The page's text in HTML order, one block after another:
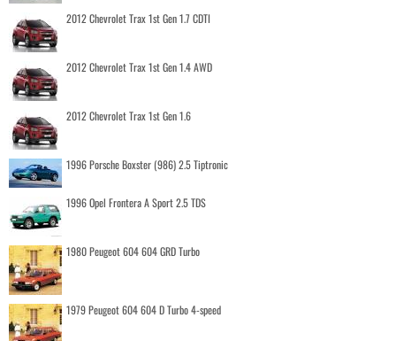
2012 Chevrolet Trax 1st Gen 1.7 CDTI
2012 Chevrolet Trax 1st Gen 1.4 AWD
2012 Chevrolet Trax 1st Gen 1.6
1996 Porsche Boxster (986) 2.5 Tiptronic
1996 Opel Frontera A Sport 2.5 TDS
1980 Peugeot 604 604 GRD Turbo
1979 Peugeot 604 604 D Turbo 4-speed